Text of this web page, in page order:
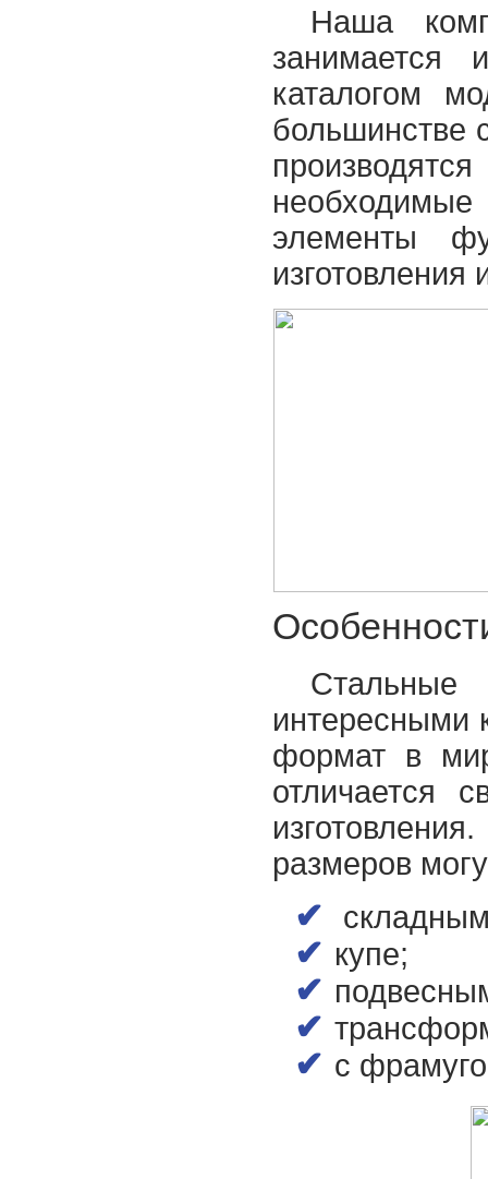
Наша
занимается
каталогом
большинстве
элементы
изготовления
Стальные
интересными
формат в
отличается
размеров
купе;
с